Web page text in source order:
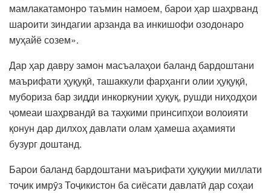
мамлакатамонро таъмин намоем, барои ҳар шаҳрванд
шароити зиндагии арзанда ва инкишофи озодонаро
муҳайё созем».
Дар ҳар давру замон масъалаҳои баланд бардоштани
маърифати ҳуқуқӣ, ташаккули фарҳанги олии ҳуқуқӣ,
мубориза бар зидди инкоркунии ҳуқуқ, рушди ниҳодҳои
ҷомеаи шаҳрвандӣ ва таҳкими принсипҳои волоияти
қонун дар дилхоҳ давлати олам ҳамеша аҳамияти
бузург доштанд.
Барои баланд бардоштани маърифати ҳуқуқии миллати
тоҷик имрӯз Тоҷикистон ба сиёсати давлатӣ дар соҳаи